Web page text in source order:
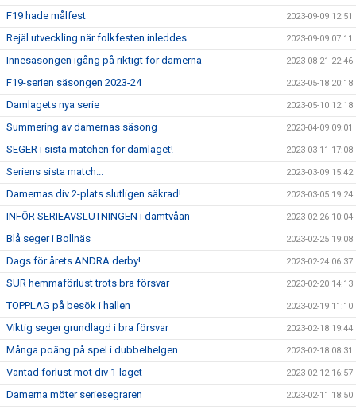
F19 hade målfest 2023-09-09 12:51
Rejäl utveckling när folkfesten inleddes 2023-09-09 07:11
Innesäsongen igång på riktigt för damerna 2023-08-21 22:46
F19-serien säsongen 2023-24 2023-05-18 20:18
Damlagets nya serie 2023-05-10 12:18
Summering av damernas säsong 2023-04-09 09:01
SEGER i sista matchen för damlaget! 2023-03-11 17:08
Seriens sista match... 2023-03-09 15:42
Damernas div 2-plats slutligen säkrad! 2023-03-05 19:24
INFÖR SERIEAVSLUTNINGEN i damtvåan 2023-02-26 10:04
Blå seger i Bollnäs 2023-02-25 19:08
Dags för årets ANDRA derby! 2023-02-24 06:37
SUR hemmaförlust trots bra försvar 2023-02-20 14:13
TOPPLAG på besök i hallen 2023-02-19 11:10
Viktig seger grundlagd i bra försvar 2023-02-18 19:44
Många poäng på spel i dubbelhelgen 2023-02-18 08:31
Väntad förlust mot div 1-laget 2023-02-12 16:57
Damerna möter seriesegraren 2023-02-11 18:50